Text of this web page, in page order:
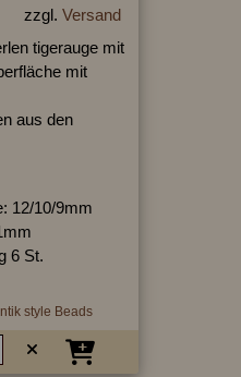
zzgl. Versand
tigerauge mit
mit
aus den
12/10/9mm
6 St.
style Beads